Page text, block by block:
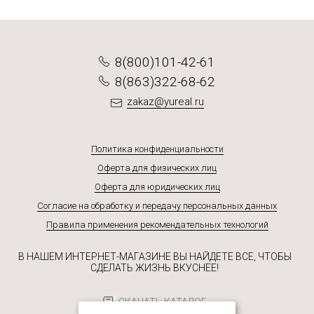
8(800)101-42-61
8(863)322-68-62
zakaz@yureal.ru
Политика конфиденциальности
Оферта для физических лиц
Оферта для юридических лиц
Согласие на обработку и передачу персональных данных
Правила применения рекомендательных технологий
В НАШЕМ ИНТЕРНЕТ-МАГАЗИНЕ ВЫ НАЙДЕТЕ ВСЕ, ЧТОБЫ
СДЕЛАТЬ ЖИЗНЬ ВКУСНЕЕ!
СКАЧАТЬ КАТАЛОГ